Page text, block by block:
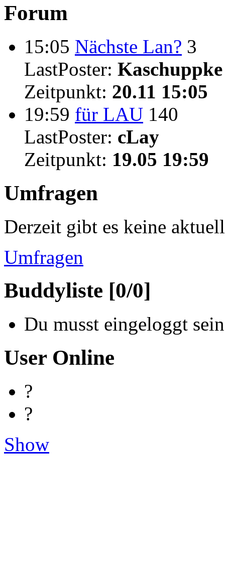
Forum
15:05 Nächste Lan? 3
LastPoster: Kaschuppke
Zeitpunkt: 20.11 15:05
19:59 für LAU 140
LastPoster: cLay
Zeitpunkt: 19.05 19:59
Umfragen
Derzeit gibt es keine
Umfragen
Buddyliste [0/0]
Du musst eingeloggt
User Online
?
?
Show